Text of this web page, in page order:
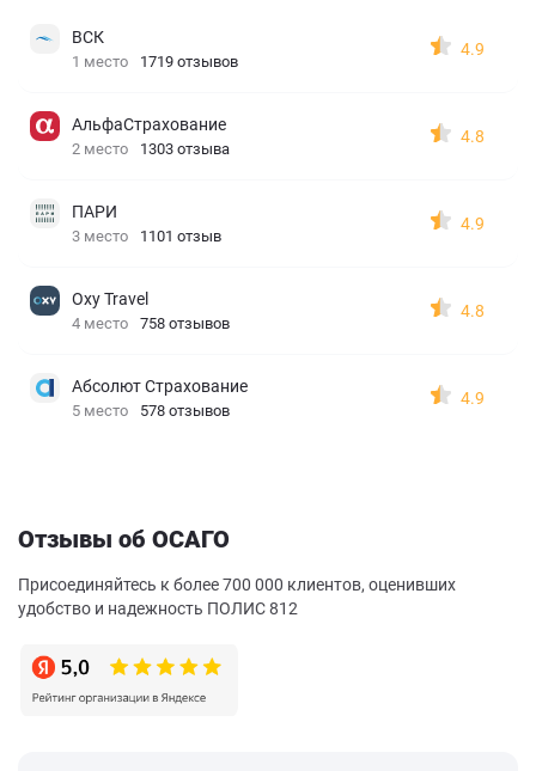
ВСК
1 место 1719 отзывов
4.9
АльфаСтрахование
2 место 1303 отзыва
4.8
ПАРИ
3 место 1101 отзыв
4.9
Oxy Travel
4 место 758 отзывов
4.8
Абсолют Страхование
5 место 578 отзывов
4.9
Отзывы об ОСАГО
Присоединяйтесь к более 700 000 клиентов, оценивших
удобство и надежность ПОЛИС 812